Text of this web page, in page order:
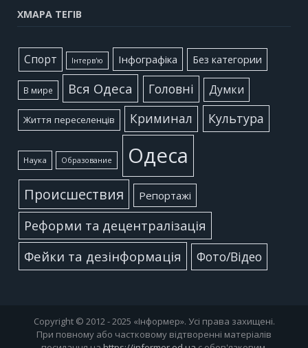
ХМАРА ТЕГІВ
Cпорт Інтерв'ю Інфографіка Без категории
В мире Вся Одеса Головні Думки
Життя переселенців Криминал Культура
Наука Образование Одеса
Происшествия Репортажі
Реформи та децентралізація
Фейки та дезінформація
Фото/Відео
Copyright © 2012 - 2025 «Інформер». Усі права захищені.
При повному або частковому відтворенні матеріалів